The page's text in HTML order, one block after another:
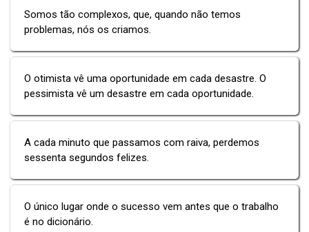
Somos tão complexos, que, quando não temos
problemas, nós os criamos.
O otimista vê uma oportunidade em cada desastre. O
pessimista vê um desastre em cada oportunidade.
A cada minuto que passamos com raiva, perdemos
sessenta segundos felizes.
O único lugar onde o sucesso vem antes que o trabalho
é no dicionário.